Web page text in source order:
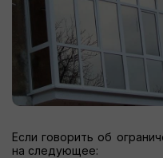
Если говорить об
на следующее: